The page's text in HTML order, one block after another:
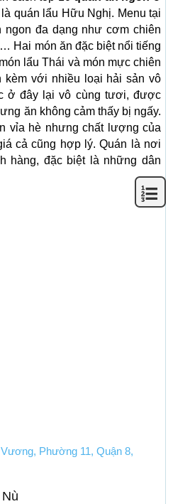
quán lẩu Hữu Nghị. Menu tại
ngon đa dạng như cơm chiên
Hai món ăn đặc biệt nổi tiếng
lẩu Thái và món mực chiên
với nhiều loại hải sản vô
ở đây lại vô cùng tươi, được
ăn không cảm thấy bị ngấy.
vỉa hè nhưng chất lượng của
cả cũng hợp lý. Quán là nơi
hàng, đặc biệt là những dân
Phường 11, Quận 8,